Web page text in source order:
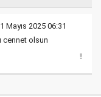
Mayıs 2025 06:31
cennet olsun